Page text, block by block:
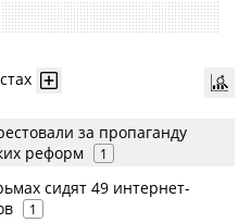
за пропаганду
реформ
1
сидят 49 интернет-
1